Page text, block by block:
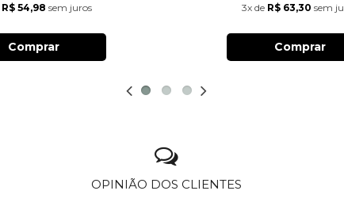
R$ 54,98 sem juros
Comprar
3x de R$ 63,30 sem
Comprar
OPINIÃO DOS CLIENTES